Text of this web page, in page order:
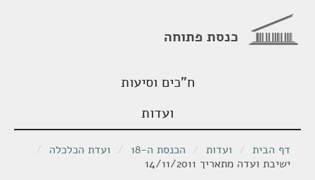
כנסת פתוחה
ח"כים וסיעות
ועדות
דף הבית / ועדות / הכנסת ה-18 / ועדת הכלכלה /
ישיבת ועדה מתאריך 14/11/2011